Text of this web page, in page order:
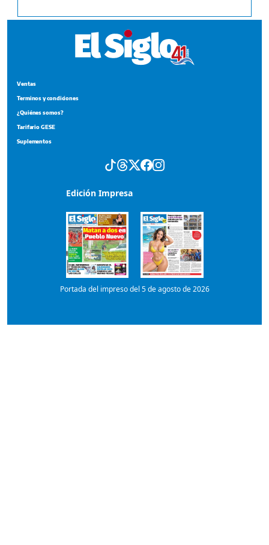
Ventas
Terminos y condiciones
¿Quiénes somos?
Tarifario GESE
Suplementos
Edición Impresa
Portada del impreso del 5 de agosto de 2026